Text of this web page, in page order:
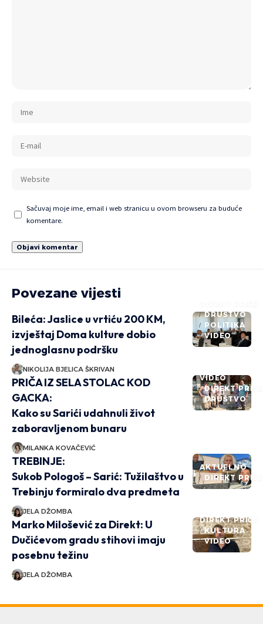
Sačuvaj moje ime, email i web stranicu u ovom browseru za buduće
komentare.
Povezane vijesti
DRUŠTVO
POLITIKA
VIDEO
Bileća: Jaslice u vrtiću 200 KM,
izvještaj Doma kulture dobio
jednoglasnu podršku
NIKOLIJA BJELICA ŠKRIVAN
VIDEO
DIREKT PRIČE
DRUŠTVO
PRIČA IZ SELA STOLAC KOD
GACKA:
Kako su Sarići udahnuli život
zaboravljenom bunaru
MILANKA KOVAČEVIĆ
AKTUELNO
DIREKT PRIČE
TREBINJE:
Sukob Pologoš – Sarić: Tužilaštvo u
Trebinju formiralo dva predmeta
JELA DŽOMBA
DIREKT PRIČE
KULTURA
VIDEO
Marko Milošević za Direkt: U
Dučićevom gradu stihovi imaju
posebnu težinu
JELA DŽOMBA